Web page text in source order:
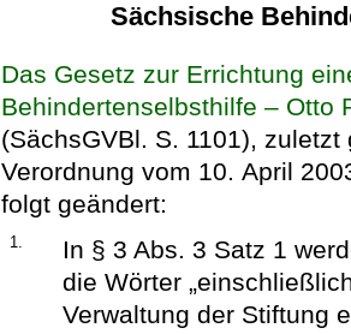
Sächsische
Das Gesetz zur Errichtung
Behindertenselbsthilfe – Otto
(SächsGVBl. S. 1101),
Verordnung vom 10. April
folgt geändert:
1.
In § 3 Abs. 3 Satz 1
die Wörter
Verwaltung der Stiftung